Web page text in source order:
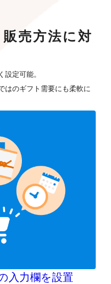
売方法に対
設定可能。
はのギフト需要にも柔軟に
入力欄を設置